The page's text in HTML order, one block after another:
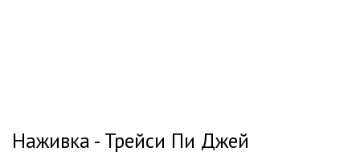
Наживка - Трейси Пи Джей